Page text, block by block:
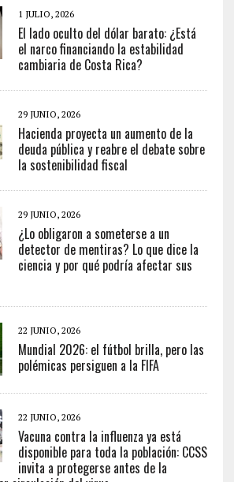
1 JULIO, 2026
El lado oculto del dólar barato: ¿Está
el narco financiando la estabilidad
cambiaria de Costa Rica?
29 JUNIO, 2026
Hacienda proyecta un aumento de la
deuda pública y reabre el debate sobre
la sostenibilidad fiscal
29 JUNIO, 2026
¿Lo obligaron a someterse a un
detector de mentiras? Lo que dice la
ciencia y por qué podría afectar sus
22 JUNIO, 2026
Mundial 2026: el fútbol brilla, pero las
polémicas persiguen a la FIFA
22 JUNIO, 2026
Vacuna contra la influenza ya está
disponible para toda la población: CCSS
invita a protegerse antes de la